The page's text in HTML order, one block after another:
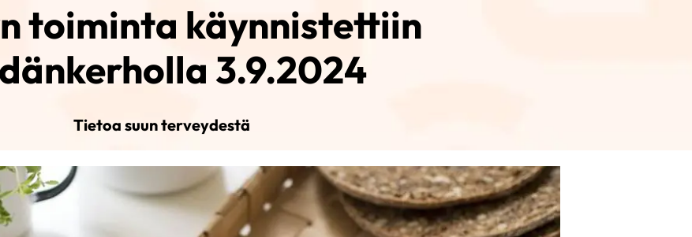
toiminta käynnistettiin
3.9.2024
Tietoa suun terveydestä